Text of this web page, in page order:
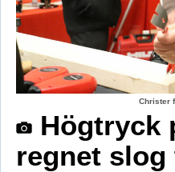
Christer
Högtryck
regnet